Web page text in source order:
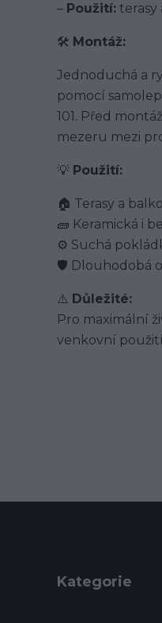
– Použití: terasy
🛠️ Montáž:
Jednoduchá a
pomocí
101. Před
mezeru mezi
💡 Použití:
🏠 Terasy a
🧱 Keramická i
⚙️ Suchá
🛡️ Dlouhodobá
⚠️ Důležité:
Pro maximální
venkovní
Kategorie